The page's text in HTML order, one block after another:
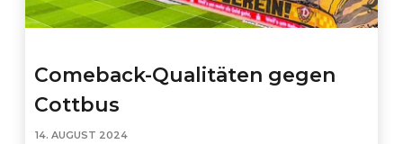
Comeback-Qualitäten gegen
Cottbus
14. AUGUST 2024